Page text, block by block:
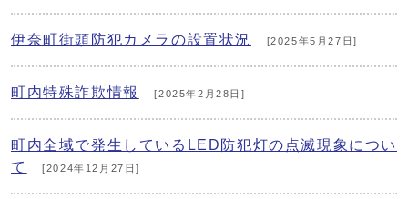
伊奈町街頭防犯カメラの設置状況 [2025年5月27日]
町内特殊詐欺情報 [2025年2月28日]
町内全域で発生しているLED防犯灯の点滅現象につい
て
[2024年12月27日]